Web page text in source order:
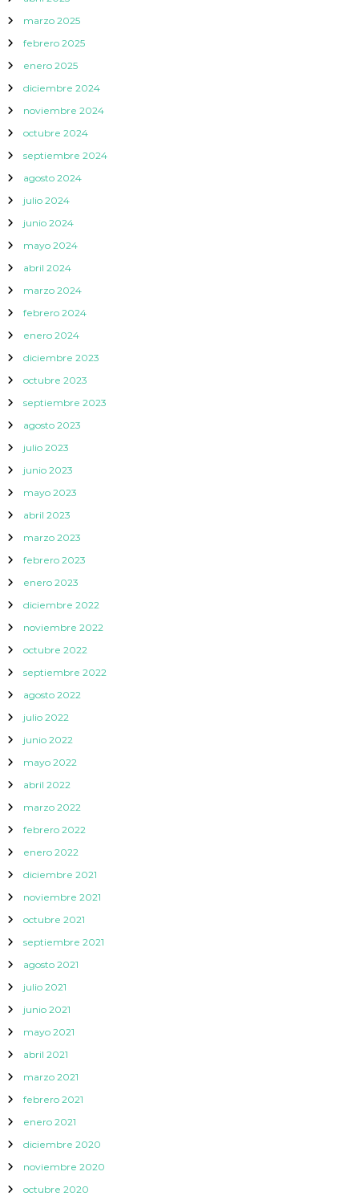
marzo 2025
febrero 2025
enero 2025
diciembre 2024
noviembre 2024
octubre 2024
septiembre 2024
agosto 2024
julio 2024
junio 2024
mayo 2024
abril 2024
marzo 2024
febrero 2024
enero 2024
diciembre 2023
octubre 2023
septiembre 2023
agosto 2023
julio 2023
junio 2023
mayo 2023
abril 2023
marzo 2023
febrero 2023
enero 2023
diciembre 2022
noviembre 2022
octubre 2022
septiembre 2022
agosto 2022
julio 2022
junio 2022
mayo 2022
abril 2022
marzo 2022
febrero 2022
enero 2022
diciembre 2021
noviembre 2021
octubre 2021
septiembre 2021
agosto 2021
julio 2021
junio 2021
mayo 2021
abril 2021
marzo 2021
febrero 2021
enero 2021
diciembre 2020
noviembre 2020
octubre 2020